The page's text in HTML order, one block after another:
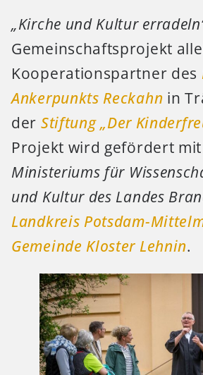
„Kirche und Kultur
Gemeinschaftsprojekt
Kooperationspartner des
Ankerpunkts Reckahn in
der Stiftung „Der
Projekt wird gefördert
Ministeriums für
und Kultur des Landes
Landkreis Potsdam-
Gemeinde Kloster Lehnin.